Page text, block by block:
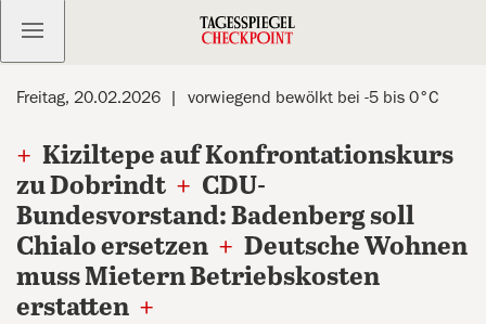
Kostenlos anmelden
Freitag, 20.02.2026 vorwiegend bewölkt bei -5 bis 0°C
+ Kiziltepe auf Konfrontationskurs
zu Dobrindt + CDU-
Bundesvorstand: Badenberg soll
Chialo ersetzen + Deutsche Wohnen
muss Mietern Betriebskosten
erstatten +